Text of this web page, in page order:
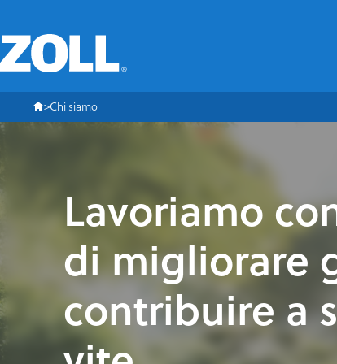
Chi siamo
Lavoriamo
di migliorare
contribuire a